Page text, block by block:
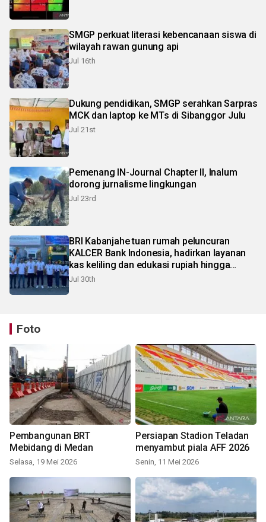
SMGP perkuat literasi kebencanaan siswa di
wilayah rawan gunung api
Jul 16th
Dukung pendidikan, SMGP serahkan Sarpras
MCK dan laptop ke MTs di Sibanggor Julu
Jul 21st
Pemenang IN-Journal Chapter II, Inalum
dorong jurnalisme lingkungan
Jul 23rd
BRI Kabanjahe tuan rumah peluncuran
KALCER Bank Indonesia, hadirkan layanan
kas keliling dan edukasi rupiah hingga
pelosok Karo
Jul 30th
Foto
Pembangunan BRT
Mebidang di Medan
Selasa, 19 Mei 2026
Persiapan Stadion Teladan
menyambut piala AFF 2026
Senin, 11 Mei 2026